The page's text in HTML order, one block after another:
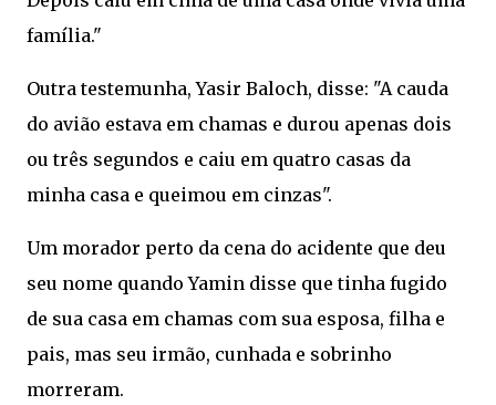
família."
Outra testemunha, Yasir Baloch, disse: "A cauda
do avião estava em chamas e durou apenas dois
ou três segundos e caiu em quatro casas da
minha casa e queimou em cinzas".
Um morador perto da cena do acidente que deu
seu nome quando Yamin disse que tinha fugido
de sua casa em chamas com sua esposa, filha e
pais, mas seu irmão, cunhada e sobrinho
morreram.